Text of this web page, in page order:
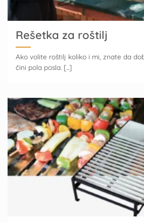
Rešetka za roštilj
Ako volite roštilj koliko i mi, znate da
čini pola posla. [...]